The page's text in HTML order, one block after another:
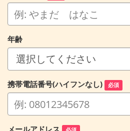
年齢
携帯電話番号(ハイフンなし) 必須